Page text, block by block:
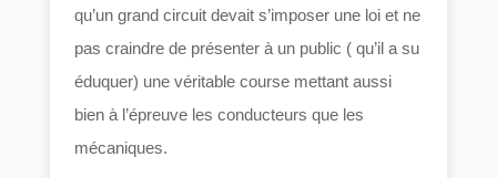
qu’un grand circuit devait s’imposer une loi et ne
pas craindre de présenter à un public ( qu’il a su
éduquer) une véritable course mettant aussi
bien à l’épreuve les conducteurs que les
mécaniques.